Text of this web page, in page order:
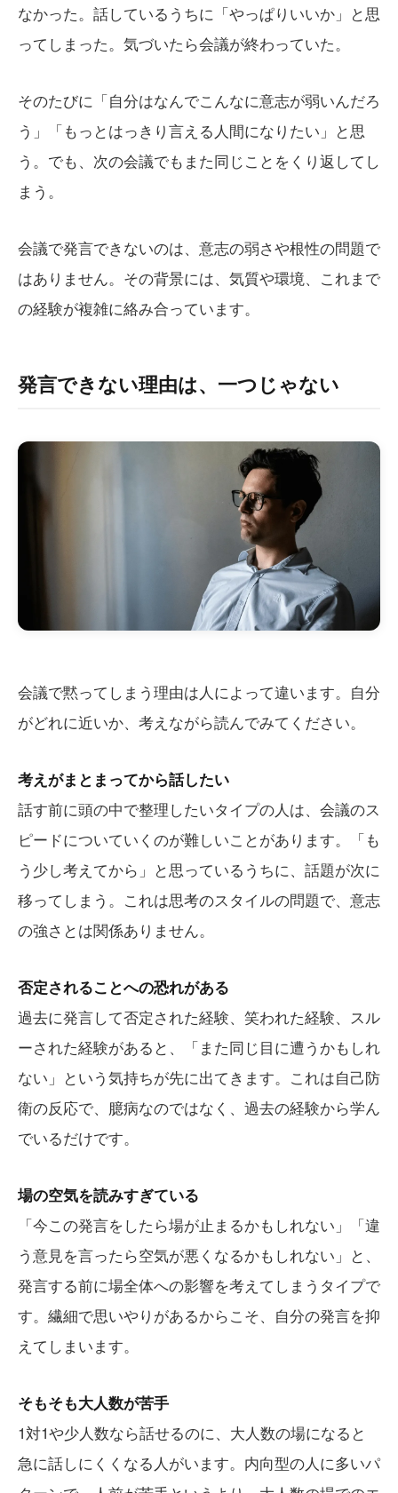
なかった。話しているうちに「やっぱりいいか」と思
ってしまった。気づいたら会議が終わっていた。
そのたびに「自分はなんでこんなに意志が弱いんだろ
う」「もっとはっきり言える人間になりたい」と思
う。でも、次の会議でもまた同じことをくり返してし
まう。
会議で発言できないのは、意志の弱さや根性の問題で
はありません。その背景には、気質や環境、これまで
の経験が複雑に絡み合っています。
発言できない理由は、一つじゃない
会議で黙ってしまう理由は人によって違います。自分
がどれに近いか、考えながら読んでみてください。
考えがまとまってから話したい
話す前に頭の中で整理したいタイプの人は、会議のス
ピードについていくのが難しいことがあります。「も
う少し考えてから」と思っているうちに、話題が次に
移ってしまう。これは思考のスタイルの問題で、意志
の強さとは関係ありません。
否定されることへの恐れがある
過去に発言して否定された経験、笑われた経験、スル
ーされた経験があると、「また同じ目に遭うかもしれ
ない」という気持ちが先に出てきます。これは自己防
衛の反応で、臆病なのではなく、過去の経験から学ん
でいるだけです。
場の空気を読みすぎている
「今この発言をしたら場が止まるかもしれない」「違
う意見を言ったら空気が悪くなるかもしれない」と、
発言する前に場全体への影響を考えてしまうタイプで
す。繊細で思いやりがあるからこそ、自分の発言を抑
えてしまいます。
そもそも大人数が苦手
1対1や少人数なら話せるのに、大人数の場になると
急に話しにくくなる人がいます。内向型の人に多いパ